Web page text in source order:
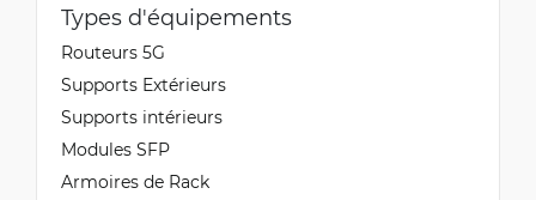
Types d'équipements
Routeurs 5G
Supports Extérieurs
Supports intérieurs
Modules SFP
Armoires de Rack